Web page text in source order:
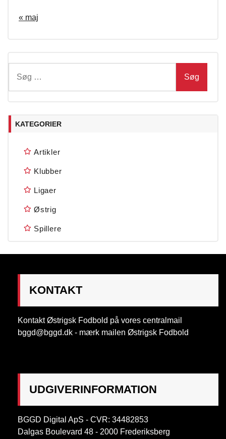
« maj
efter:
KATEGORIER
Artikler
Klubber
Ligaer
Østrig
Spillere
KONTAKT
Kontakt Østrigsk Fodbold på vores centralmail
bggd@bggd.dk - mærk mailen Østrigsk Fodbold
UDGIVERINFORMATION
BGGD Digital ApS - CVR: 34482853
Dalgas Boulevard 48 - 2000 Frederiksberg